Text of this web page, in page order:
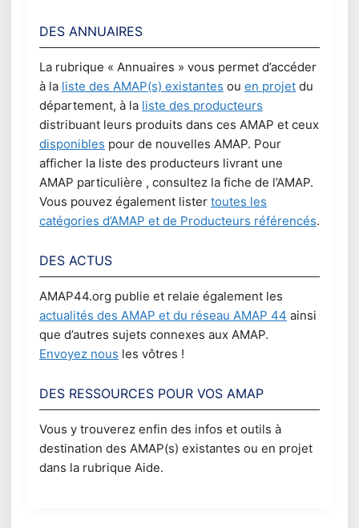
DES ANNUAIRES
La rubrique « Annuaires » vous permet d’accéder
à la liste des AMAP(s) existantes ou en projet du
département, à la liste des producteurs
distribuant leurs produits dans ces AMAP et ceux
disponibles pour de nouvelles AMAP. Pour
afficher la liste des producteurs livrant une
AMAP particulière , consultez la fiche de l’AMAP.
Vous pouvez également lister toutes les
catégories d’AMAP et de Producteurs référencés.
DES ACTUS
AMAP44.org publie et relaie également les
actualités des AMAP et du réseau AMAP 44 ainsi
que d’autres sujets connexes aux AMAP.
Envoyez nous les vôtres !
DES RESSOURCES POUR VOS AMAP
Vous y trouverez enfin des infos et outils à
destination des AMAP(s) existantes ou en projet
dans la rubrique Aide.